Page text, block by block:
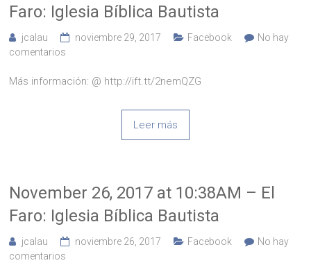
Faro: Iglesia Bíblica Bautista
jcalau noviembre 29, 2017 Facebook
No hay
comentarios
Más información: @ http://ift.tt/2nemQZG
Leer más
November 26, 2017 at 10:38AM – El
Faro: Iglesia Bíblica Bautista
jcalau noviembre 26, 2017 Facebook
No hay
comentarios